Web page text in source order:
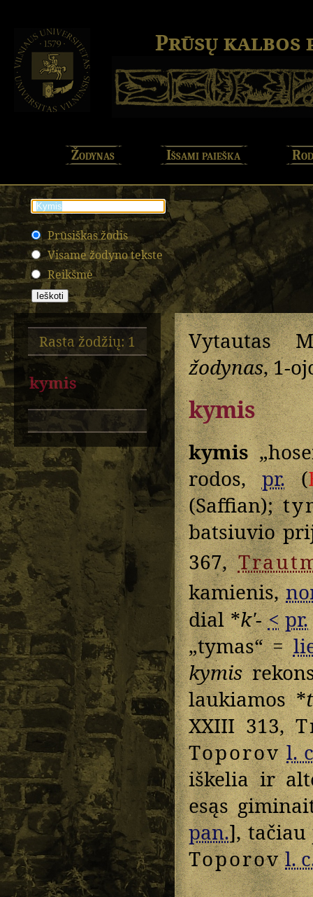
Prūsų kalbos
Žodynas Išsami paieška
Prūsiškas žodis
Visame žodyno tekste
Reikšmė
Rasta žodžių: 1
kymis
Vytautas
žodynas, 1-
kymis
kymis
rodos,pr.(
(Saffian);
batsiuvio
367,
kamienis,
dial *kʹ- < pr.
„tymas“ =
kymis
laukiamos *
XXIII 313,
Toporov l.
iškelia ir
esąs
pan.], tačiau
Toporovl.